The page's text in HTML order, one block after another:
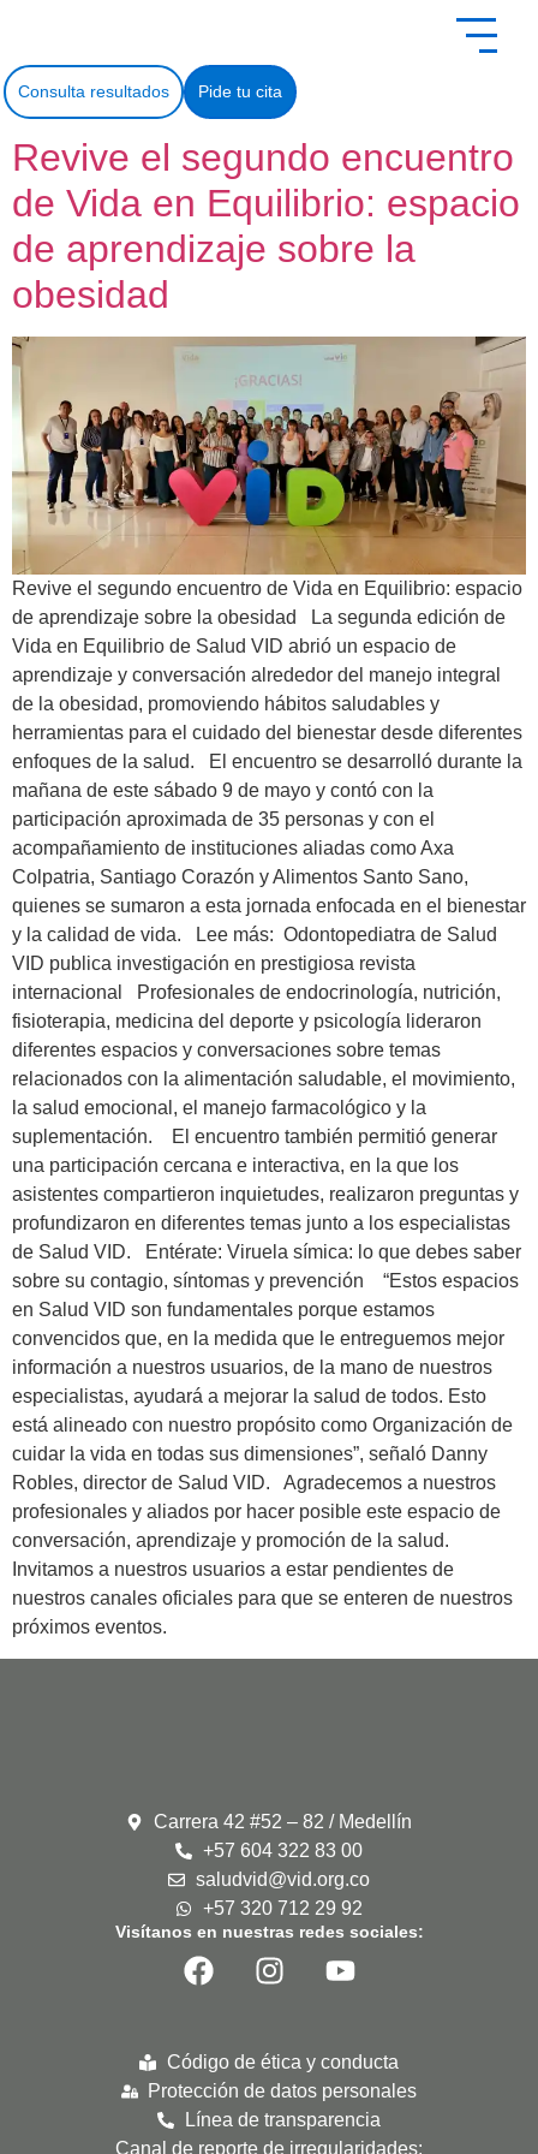
Consulta resultados Pide tu cita
Revive el segundo encuentro
de Vida en Equilibrio: espacio
de aprendizaje sobre la
obesidad
Revive el segundo encuentro de Vida en Equilibrio: espacio
de aprendizaje sobre la obesidad La segunda edición de
Vida en Equilibrio de Salud VID abrió un espacio de
aprendizaje y conversación alrededor del manejo integral
de la obesidad, promoviendo hábitos saludables y
herramientas para el cuidado del bienestar desde diferentes
enfoques de la salud. El encuentro se desarrolló durante la
mañana de este sábado 9 de mayo y contó con la
participación aproximada de 35 personas y con el
acompañamiento de instituciones aliadas como Axa
Colpatria, Santiago Corazón y Alimentos Santo Sano,
quienes se sumaron a esta jornada enfocada en el bienestar
y la calidad de vida. Lee más: Odontopediatra de Salud
VID publica investigación en prestigiosa revista
internacional Profesionales de endocrinología, nutrición,
fisioterapia, medicina del deporte y psicología lideraron
diferentes espacios y conversaciones sobre temas
relacionados con la alimentación saludable, el movimiento,
la salud emocional, el manejo farmacológico y la
suplementación. El encuentro también permitió generar
una participación cercana e interactiva, en la que los
asistentes compartieron inquietudes, realizaron preguntas y
profundizaron en diferentes temas junto a los especialistas
de Salud VID. Entérate: Viruela símica: lo que debes saber
sobre su contagio, síntomas y prevención “Estos espacios
en Salud VID son fundamentales porque estamos
convencidos que, en la medida que le entreguemos mejor
información a nuestros usuarios, de la mano de nuestros
especialistas, ayudará a mejorar la salud de todos. Esto
está alineado con nuestro propósito como Organización de
cuidar la vida en todas sus dimensiones”, señaló Danny
Robles, director de Salud VID. Agradecemos a nuestros
profesionales y aliados por hacer posible este espacio de
conversación, aprendizaje y promoción de la salud.
Invitamos a nuestros usuarios a estar pendientes de
nuestros canales oficiales para que se enteren de nuestros
próximos eventos.
Carrera 42 #52 – 82 / Medellín
+57 604 322 83 00
saludvid@vid.org.co
+57 320 712 29 92
Visítanos en nuestras redes sociales:
Código de ética y conducta
Protección de datos personales
Línea de transparencia
Canal de reporte de irregularidades: